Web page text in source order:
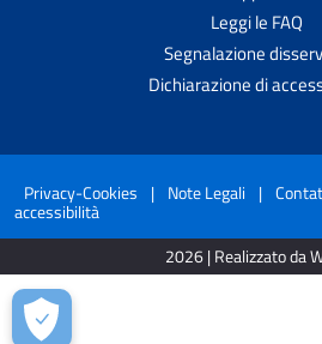
Leggi le FAQ
Segnalazione
Dichiarazione di
Privacy-Cookies | Note Legali |
accessibilità
2026 | Realizzato da